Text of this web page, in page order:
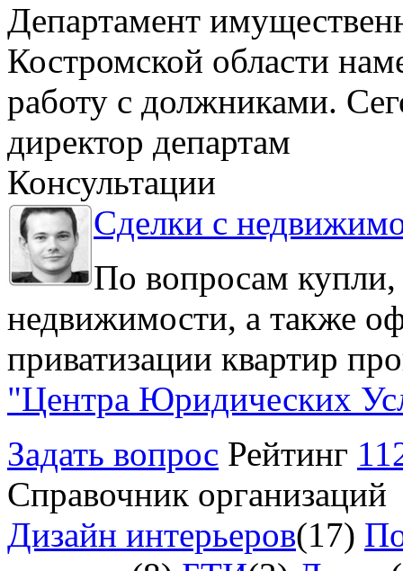
Департамент
Костромской области
работу с должниками.
директор департам
Консультации
Сделки с
По вопросам
недвижимости, а также
приватизации квартир
"Центра Юридических
Задать вопрос Рейтинг
Справочник организаций
Дизайн интерьеров(17)